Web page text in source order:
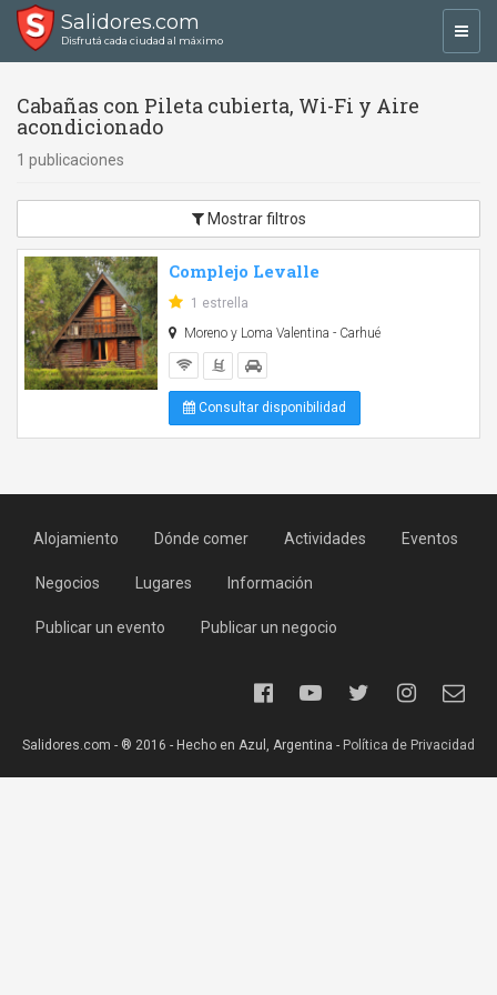
Salidores.com
Disfrutá cada ciudad al máximo
Cabañas con Pileta cubierta, Wi-Fi y Aire
acondicionado
1 publicaciones
Mostrar filtros
Complejo Levalle
1 estrella
Moreno y Loma Valentina - Carhué
Consultar disponibilidad
Alojamiento Dónde comer Actividades Eventos
Negocios Lugares Información
Publicar un evento Publicar un negocio
Salidores.com - ® 2016 - Hecho en Azul, Argentina - Política de Privacidad